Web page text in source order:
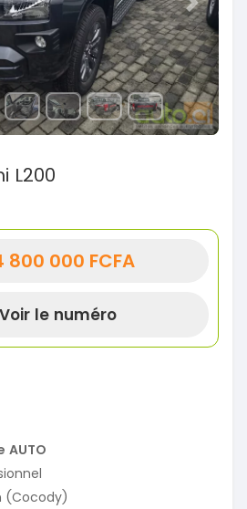
Next
L200
800 000 FCFA
Voir le numéro
AUTO
(Cocody)